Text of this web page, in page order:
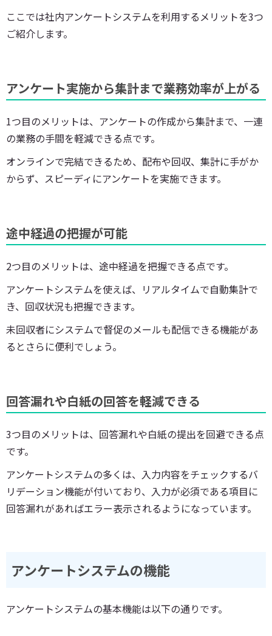
ここでは社内アンケートシステムを利用するメリットを3つ
ご紹介します。
アンケート実施から集計まで業務効率が上がる
1つ目のメリットは、アンケートの作成から集計まで、一連
の業務の手間を軽減できる点です。
オンラインで完結できるため、配布や回収、集計に手がか
からず、スピーディにアンケートを実施できます。
途中経過の把握が可能
2つ目のメリットは、途中経過を把握できる点です。
アンケートシステムを使えば、リアルタイムで自動集計で
き、回収状況も把握できます。
未回収者にシステムで督促のメールも配信できる機能があ
るとさらに便利でしょう。
回答漏れや白紙の回答を軽減できる
3つ目のメリットは、回答漏れや白紙の提出を回避できる点
です。
アンケートシステムの多くは、入力内容をチェックするバ
リデーション機能が付いており、入力が必須である項目に
回答漏れがあればエラー表示されるようになっています。
アンケートシステムの機能
アンケートシステムの基本機能は以下の通りです。